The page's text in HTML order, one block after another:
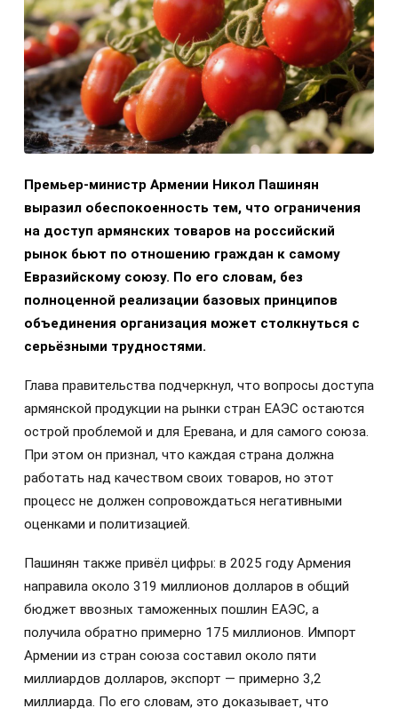
Премьер-министр Армении Никол Пашинян
выразил обеспокоенность тем, что ограничения
на доступ армянских товаров на российский
рынок бьют по отношению граждан к самому
Евразийскому союзу. По его словам, без
полноценной реализации базовых принципов
объединения организация может столкнуться с
серьёзными трудностями.
Глава правительства подчеркнул, что вопросы доступа
армянской продукции на рынки стран ЕАЭС остаются
острой проблемой и для Еревана, и для самого союза.
При этом он признал, что каждая страна должна
работать над качеством своих товаров, но этот
процесс не должен сопровождаться негативными
оценками и политизацией.
Пашинян также привёл цифры: в 2025 году Армения
направила около 319 миллионов долларов в общий
бюджет ввозных таможенных пошлин ЕАЭС, а
получила обратно примерно 175 миллионов. Импорт
Армении из стран союза составил около пяти
миллиардов долларов, экспорт — примерно 3,2
миллиарда. По его словам, это доказывает, что